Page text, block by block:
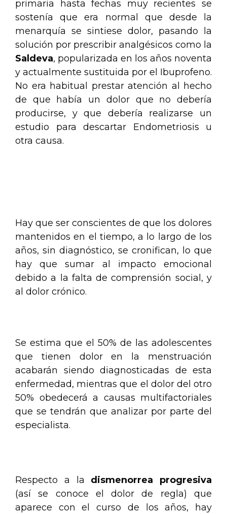
primaria hasta fechas muy recientes se
sostenía que era normal que desde la
menarquía se sintiese dolor, pasando la
solución por prescribir analgésicos como la
Saldeva, popularizada en los años noventa
y actualmente sustituida por el Ibuprofeno.
No era habitual prestar atención al hecho
de que había un dolor que no debería
producirse, y que debería realizarse un
estudio para descartar Endometriosis u
otra causa.
Hay que ser conscientes de que los dolores
mantenidos en el tiempo, a lo largo de los
años, sin diagnóstico, se cronifican, lo que
hay que sumar al impacto emocional
debido a la falta de comprensión social, y
al dolor crónico.
Se estima que el 50% de las adolescentes
que tienen dolor en la menstruación
acabarán siendo diagnosticadas de esta
enfermedad, mientras que el dolor del otro
50% obedecerá a causas multifactoriales
que se tendrán que analizar por parte del
especialista.
Respecto a la dismenorrea progresiva
(así se conoce el dolor de regla) que
aparece con el curso de los años, hay